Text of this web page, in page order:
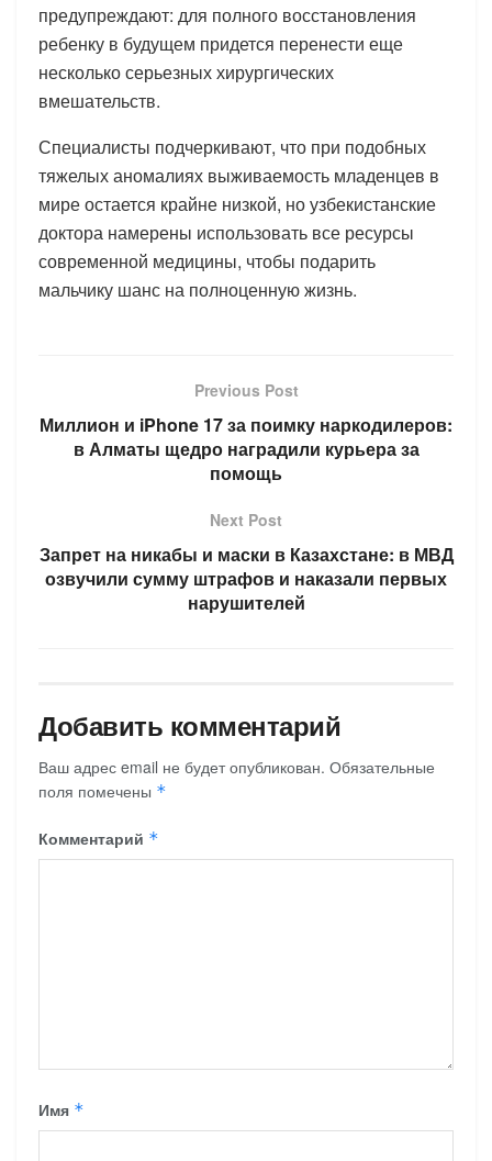
предупреждают: для полного восстановления
ребенку в будущем придется перенести еще
несколько серьезных хирургических
вмешательств.
Специалисты подчеркивают, что при подобных
тяжелых аномалиях выживаемость младенцев в
мире остается крайне низкой, но узбекистанские
доктора намерены использовать все ресурсы
современной медицины, чтобы подарить
мальчику шанс на полноценную жизнь.
Previous Post
Миллион и iPhone 17 за поимку наркодилеров:
в Алматы щедро наградили курьера за
помощь
Next Post
Запрет на никабы и маски в Казахстане: в МВД
озвучили сумму штрафов и наказали первых
нарушителей
Добавить комментарий
Ваш адрес email не будет опубликован. Обязательные
поля помечены *
Комментарий *
Имя *